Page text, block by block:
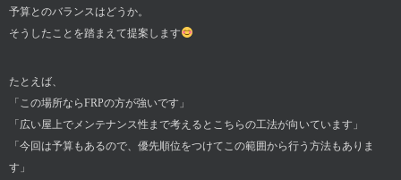
予算とのバランスはどうか。
そうしたことを踏まえて提案します
たとえば、
「この場所ならFRPの方が強いです」
「広い屋上でメンテナンス性まで考えるとこちらの工法が向いています」
「今回は予算もあるので、優先順位をつけてこの範囲から行う方法もありま
す」